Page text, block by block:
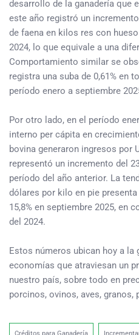
desarrollo de la ganadería que
este año registró un
de faena en kilos res con
2024, lo que equivale a una
Comportamiento similar se
registra una suba de 0,61% en
período enero a septiembre
Por otro lado, en el período
interno per cápita en
bovina generaron ingresos por
representó un incremento del
período del año anterior. La
dólares por kilo en pie
15,8% en septiembre 2025, en
del 2024.
Estos números ubican hoy a la
economías que atraviesan un
nuestro país, sobre todo en
porcinos, ovinos, aves, granos,
Créditos para Ganadería